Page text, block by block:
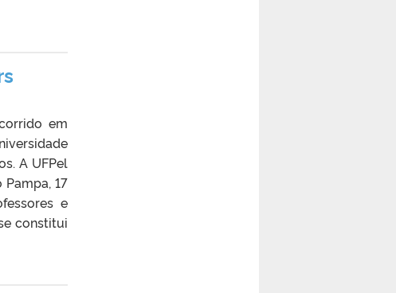
em
A UFPel
17
e
constitui